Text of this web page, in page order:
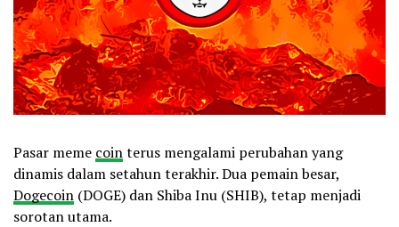
Pasar meme cointerus mengalami perubahan yang
dinamis dalam setahun terakhir. Dua pemain besar,
Dogecoin (DOGE) dan Shiba Inu (SHIB), tetap menjadi
sorotan utama.